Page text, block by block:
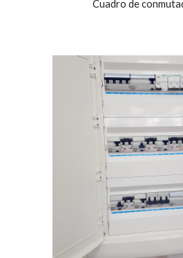
Cuadro de